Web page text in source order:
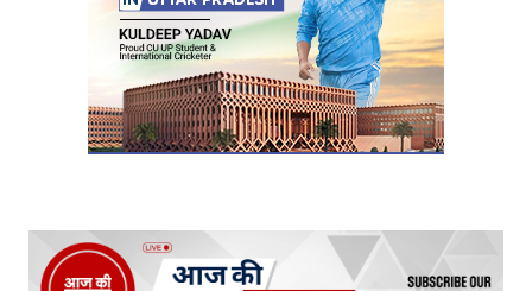
Submit Comment